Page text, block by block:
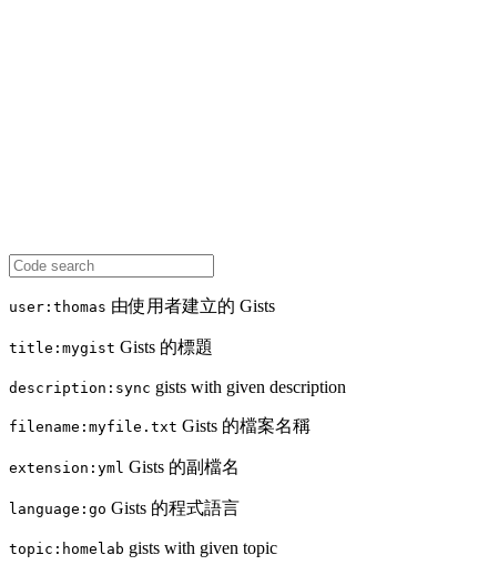
user:thomas 由使用者建立的 Gists
title:mygist Gists 的標題
description:sync gists with given description
filename:myfile.txt Gists 的檔案名稱
extension:yml Gists 的副檔名
language:go Gists 的程式語言
topic:homelab gists with given topic